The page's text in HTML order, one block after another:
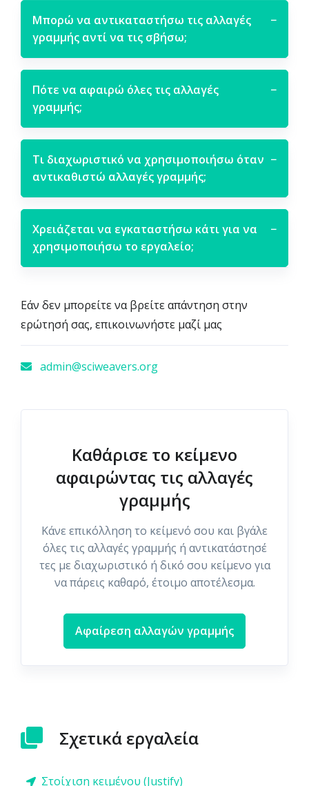
Μπορώ να αντικαταστήσω τις αλλαγές
γραμμής αντί να τις σβήσω;
−
Πότε να αφαιρώ όλες τις αλλαγές
γραμμής;
−
Τι διαχωριστικό να χρησιμοποιήσω όταν
αντικαθιστώ αλλαγές γραμμής;
−
Χρειάζεται να εγκαταστήσω κάτι για να
χρησιμοποιήσω το εργαλείο;
−
Εάν δεν μπορείτε να βρείτε απάντηση στην
ερώτησή σας, επικοινωνήστε μαζί μας
admin@sciweavers.org
Καθάρισε το κείμενο
αφαιρώντας τις αλλαγές
γραμμής
Κάνε επικόλληση το κείμενό σου και βγάλε
όλες τις αλλαγές γραμμής ή αντικατάστησέ
τες με διαχωριστικό ή δικό σου κείμενο για
να πάρεις καθαρό, έτοιμο αποτέλεσμα.
Αφαίρεση αλλαγών γραμμής
Σχετικά εργαλεία
Στοίχιση κειμένου (Justify)